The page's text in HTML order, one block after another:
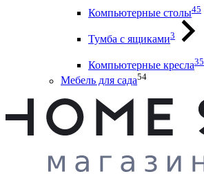
Компьютерные столы45
Тумба с ящиками3
Компьютерные кресла35
Мебель для сада54